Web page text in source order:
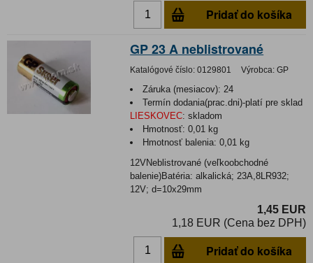
Pridať do košíka
GP 23 A neblistrované
Katalógové číslo: 0129801 Výrobca: GP
Záruka (mesiacov): 24
Termín dodania(prac.dni)-platí pre sklad
LIESKOVEC: skladom
Hmotnosť:0,01 kg
Hmotnosť balenia:0,01 kg
12VNeblistrované (veľkoobchodné
balenie)Batéria: alkalická; 23A,8LR932;
12V; d=10x29mm
1,45 EUR
1,18 EUR (Cena bez DPH)
Pridať do košíka